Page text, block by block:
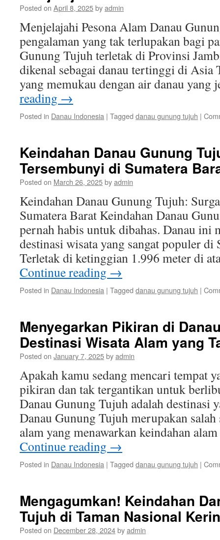
Posted on April 8, 2025byadmin
Menjelajahi Pesona Alam Danau
pengalaman yang tak terlupakan bagi
Gunung Tujuh terletak di Provinsi
dikenal sebagai danau tertinggi di Asia
yang memukau dengan air danau
reading →
Posted in Danau Indonesia | Tagged danau gunung tujuh |
Keindahan Danau Gunung
Tersembunyi di Sumatera
Posted on March 26, 2025byadmin
Keindahan Danau Gunung Tujuh:
Sumatera Barat Keindahan Danau
pernah habis untuk dibahas. Danau ini
destinasi wisata yang sangat populer di
Terletak di ketinggian 1.996 meter di
Continue reading →
Posted in Danau Indonesia | Tagged danau gunung tujuh |
Menyegarkan Pikiran di
Destinasi Wisata Alam yang
Posted on January 7, 2025byadmin
Apakah kamu sedang mencari tempat
pikiran dan tak tergantikan untuk
Danau Gunung Tujuh adalah destinasi
Danau Gunung Tujuh merupakan salah
alam yang menawarkan keindahan
Continue reading →
Posted in Danau Indonesia | Tagged danau gunung tujuh |
Mengagumkan! Keindahan
Tujuh di Taman Nasional
Posted on December 28, 2024byadmin